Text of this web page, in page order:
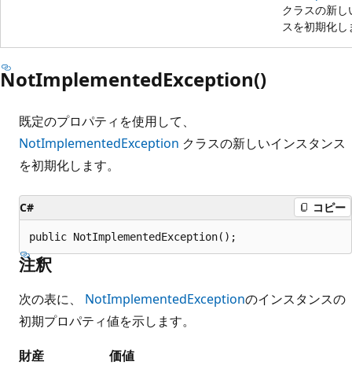
クラスの新
スを初期化し
NotImplementedException()
既定のプロパティを使用して、
NotImplementedException クラスの新しいインスタンス
を初期化します。
C# コピー
public NotImplementedException();
注釈
次の表に、 NotImplementedExceptionのインスタンスの
初期プロパティ値を示します。
財産
価値